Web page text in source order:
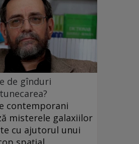
de gînduri
contemporani
misterele galaxiilor
cu ajutorul unui